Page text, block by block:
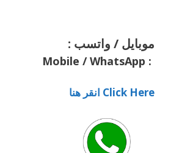
موبايل / واتسب :
:
Mobile / WhatsApp
Click Here انقر هنا